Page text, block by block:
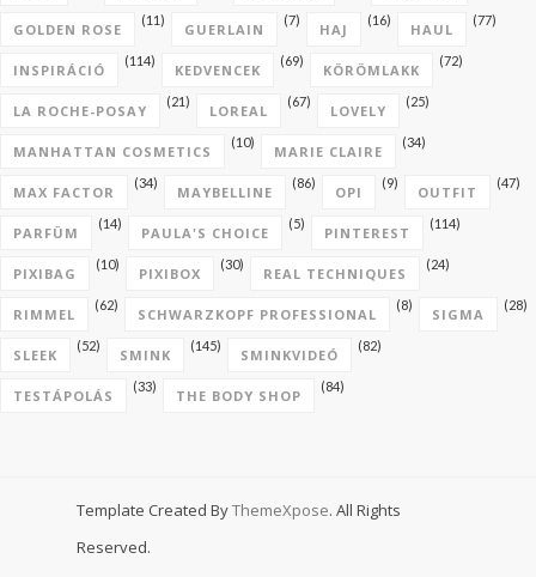
GOLDEN ROSE
(11)
GUERLAIN
(7)
HAJ
(16)
HAUL
(77)
INSPIRÁCIÓ
(114)
KEDVENCEK
(69)
KÖRÖMLAKK
(72)
LA ROCHE-POSAY
(21)
LOREAL
(67)
LOVELY
(25)
MANHATTAN COSMETICS
(10)
MARIE CLAIRE
(34)
MAX FACTOR
(34)
MAYBELLINE
(86)
OPI
(9)
OUTFIT
(47)
PARFÜM
(14)
PAULA'S CHOICE
(5)
PINTEREST
(114)
PIXIBAG
(10)
PIXIBOX
(30)
REAL TECHNIQUES
(24)
RIMMEL
(62)
SCHWARZKOPF PROFESSIONAL
(8)
SIGMA
(28)
SLEEK
(52)
SMINK
(145)
SMINKVIDEÓ
(82)
TESTÁPOLÁS
(33)
THE BODY SHOP
(84)
Template Created ByThemeXpose. All Rights
Reserved.